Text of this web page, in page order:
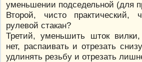
уменьшении подседельной (для
Второй, чисто практический,
рулевой стакан?
Третий, уменьшить шток вилки,
нет, распаивать и отрезать
удлинять резьбу и отрезать